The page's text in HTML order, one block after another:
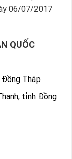
06/07/2017
QUỐC
Đồng Tháp
tỉnh Đồng